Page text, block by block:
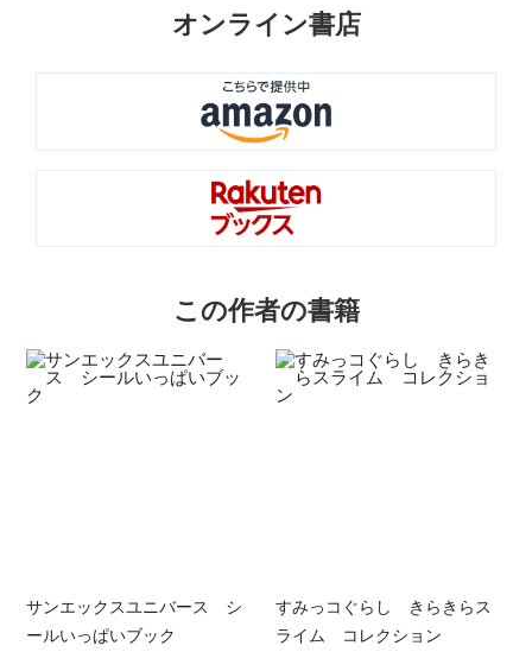
オンライン書店
この作者の書籍
サンエックスユニバース シ
ールいっぱいブック
すみっコぐらし きらきらス
ライム コレクション